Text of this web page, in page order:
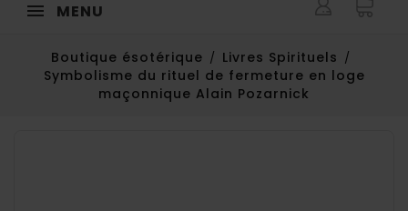
MENU
Boutique ésotérique
Livres Spirituels
Symbolisme du rituel de fermeture en loge
maçonnique Alain Pozarnick